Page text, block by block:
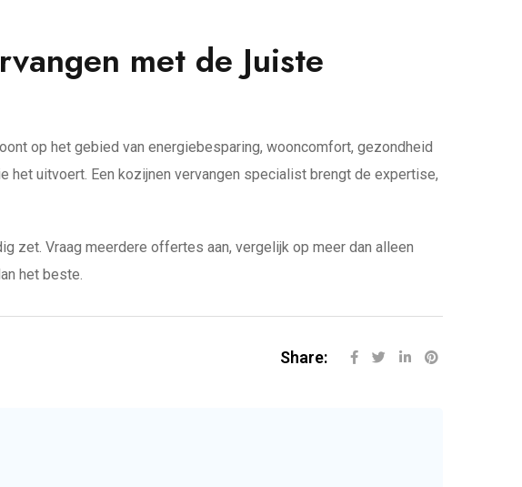
met de Juiste
op het gebied van energiebesparing, wooncomfort, gezondheid
het uitvoert. Een kozijnen vervangen specialist brengt de expertise,
zet. Vraag meerdere offertes aan, vergelijk op meer dan alleen
het beste.
Share: